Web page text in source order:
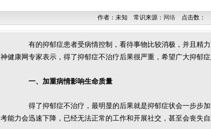
作者：未知 常识来源： 网络点击数：
有的抑郁症患者受病情控制，看待事物比较消极，并且精力
神健康网专家表示，得了抑郁症不治疗后果很严重，希望广大抑郁症
一、加重病情影响生命质量
得了抑郁症不治疗，最明显的后果就是抑郁症状会一步步加
考能力会迅速下降，已经无法正常的工作和开展社交，甚至会丧失自